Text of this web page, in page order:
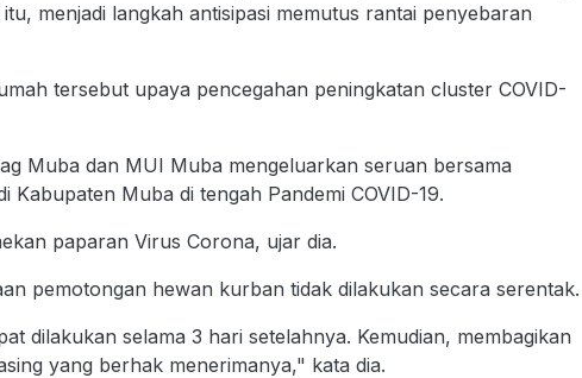
menjadi langkah antisipasi memutus rantai penyebaran
tersebut upaya pencegahan peningkatan cluster COVID-
Muba dan MUI Muba mengeluarkan seruan bersama
Muba di tengah Pandemi COVID-19.
paparan Virus Corona, ujar dia.
pemotongan hewan kurban tidak dilakukan secara serentak.
dilakukan selama 3 hari setelahnya. Kemudian, membagikan
yang berhak menerimanya," kata dia.